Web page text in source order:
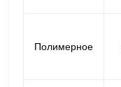
Полимерное